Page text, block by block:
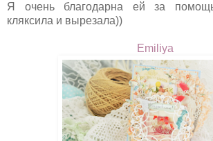
Я очень благодарна ей за
кляксила и вырезала))
Emiliya